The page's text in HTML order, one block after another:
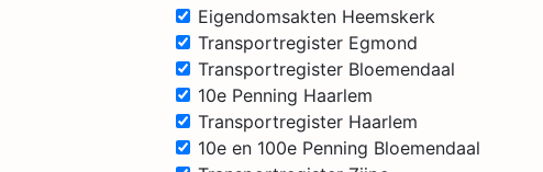
Eigendomsakten Heemskerk
Transportregister Egmond
Transportregister Bloemendaal
10e Penning Haarlem
Transportregister Haarlem
10e en 100e Penning Bloemendaal